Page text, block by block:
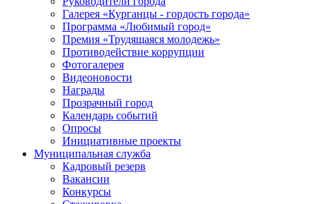
Галерея «Курганцы - гордость города»
Программа «Любимый город»
Премия «Трудящаяся молодежь»
Противодействие коррупции
Фотогалерея
Видеоновости
Награды
Прозрачный город
Календарь событий
Опросы
Инициативные проекты
Муниципальная служба
Кадровый резерв
Вакансии
Конкурсы